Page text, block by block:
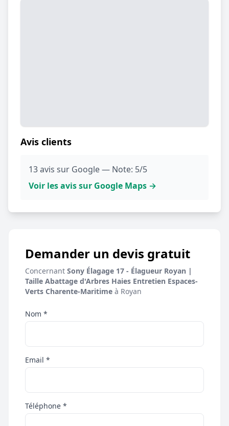
Avis clients
13 avis sur Google — Note: 5/5
Voir les avis sur Google Maps →
Demander un devis gratuit
Concernant Sony Élagage 17 - Élagueur Royan |
Taille Abattage d'Arbres Haies Entretien Espaces-
Verts Charente-Maritime à Royan
Nom *
Email *
Téléphone *